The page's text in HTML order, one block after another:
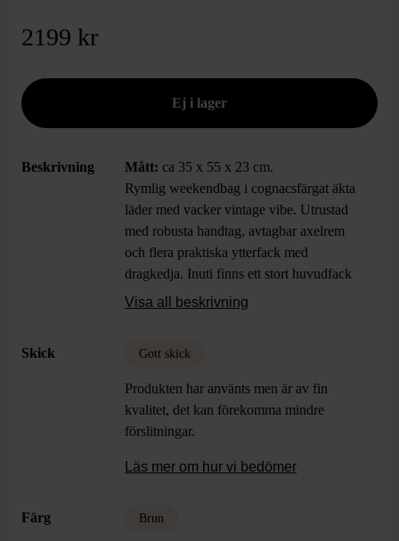
2199 kr
Beskrivning Mått: ca 35 x 55 x 23 cm.
Rymlig weekendbag i cognacsfärgat äkta
läder med vacker vintage vibe. Utrustad
med robusta handtag, avtagbar axelrem
och flera praktiska ytterfack med
dragkedja. Inuti finns ett stort huvudfack
och extra fickor för smidig organisering.
känsla och extra hållbarhet.
Visa all beskrivning
Skick Gott skick
Produkten har använts men är av fin
kvalitet, det kan förekomma mindre
förslitningar.
Läs mer om hur vi bedömer
Färg Brun